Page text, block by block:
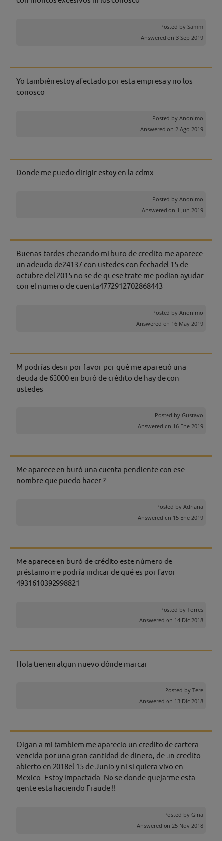
Posted by Samm
Answered on 3 Sep 2019
Yo también estoy afectado por esta empresa y no los
conosco
Posted by Anonimo
Answered on 2 Ago 2019
Donde me puedo dirigir estoy en la cdmx
Posted by Anonimo
Answered on 1 Jun 2019
Buenas tardes checando mi buro de credito me aparece
un adeudo de24137 con ustedes con fechadel 15 de
octubre del 2015 no se de quese trate me podian ayudar
con el numero de cuenta4772912702868443
Posted by Anonimo
Answered on 16 May 2019
M podrías desir por favor por qué me apareció una
deuda de 63000 en buró de crédito de hay de con
ustedes
Posted by Gustavo
Answered on 16 Ene 2019
Me aparece en buró una cuenta pendiente con ese
nombre que puedo hacer ?
Posted by Adriana
Answered on 15 Ene 2019
Me aparece en buró de crédito este número de
préstamo me podría indicar de qué es por favor
4931610392998821
Posted by Torres
Answered on 14 Dic 2018
Hola tienen algun nuevo dónde marcar
Posted by Tere
Answered on 13 Dic 2018
Oigan a mi tambiem me aparecio un credito de cartera
vencida por una gran cantidad de dinero, de un credito
abierto en 2018el 15 de Junio y ni si quiera vivo en
Mexico. Estoy impactada. No se donde quejarme esta
gente esta haciendo Fraude!!!
Posted by Gina
Answered on 25 Nov 2018